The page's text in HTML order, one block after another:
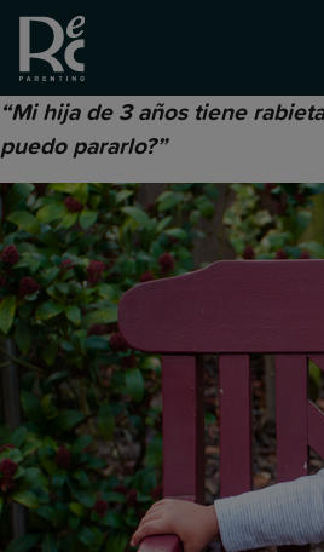
“Mi hija de 3 años tiene
puedo pararlo?”